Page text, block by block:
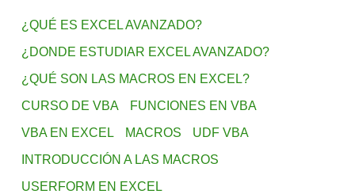
¿QUÉ ES EXCEL AVANZADO?
¿DONDE ESTUDIAR EXCEL AVANZADO?
¿QUÉ SON LAS MACROS EN EXCEL?
CURSO DE VBA
FUNCIONES EN VBA
VBA EN EXCEL
MACROS
UDF VBA
INTRODUCCIÓN A LAS MACROS
USERFORM EN EXCEL